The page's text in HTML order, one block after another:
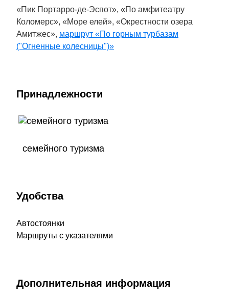
«Пик Портарро-де-Эспот», «По амфитеатру
Коломерс», «Море елей», «Окрестности озера
Амитжес», маршрут «По горным турбазам
("Огненные колесницы")»
Принадлежности
семейного туризма
Удобства
Автостоянки
Маршруты с указателями
Дополнительная информация